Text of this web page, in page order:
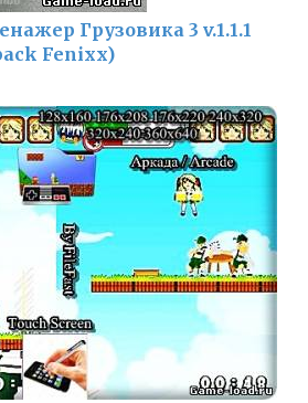
Грузовика 3 v.1.1.1
Fenixx)